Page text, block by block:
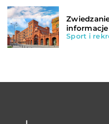
informacje
Sport i